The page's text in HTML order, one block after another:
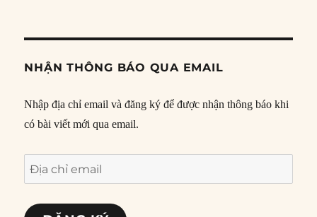
NHẬN THÔNG BÁO QUA EMAIL
Nhập địa chỉ email và đăng ký để được nhận thông báo khi
có bài viết mới qua email.
Địa
chỉ
email